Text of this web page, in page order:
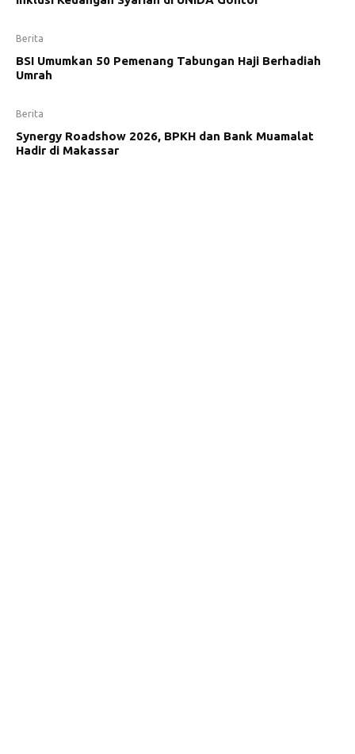
Berita
BSI Umumkan 50 Pemenang Tabungan Haji Berhadiah
Umrah
Berita
Synergy Roadshow 2026, BPKH dan Bank Muamalat
Hadir di Makassar